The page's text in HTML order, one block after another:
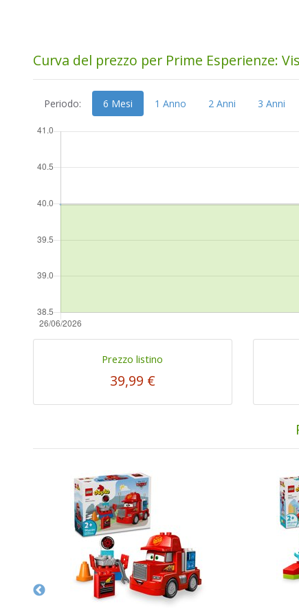
Curva del prezzo per Prime Esperienze:
Periodo: 6 Mesi 1 Anno 2 Anni 3 Anni
Prezzo listino
39,99 €